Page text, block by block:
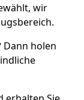
wir
Dann holen